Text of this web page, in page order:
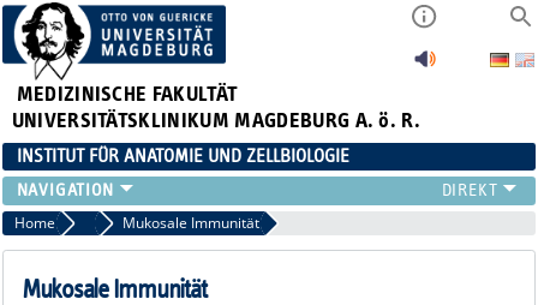
MEDIZINISCHE FAKULTÄT
UNIVERSITÄTSKLINIKUM MAGDEBURG A. ö. R.
INSTITUT FÜR ANATOMIE UND ZELLBIOLOGIE
FORSCHUNG
LEHRE
INSTITUT
Home ForschungMukosale Immunität
Mukosale Immunität